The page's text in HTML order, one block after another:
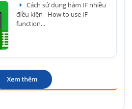
Cách sử dụng hàm IF nhiều
điều kiện - How to use IF
function...
Xem thêm